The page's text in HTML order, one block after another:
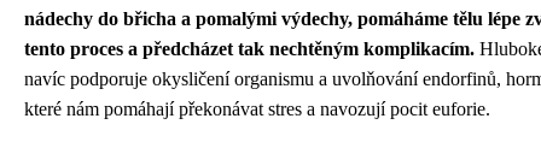
nádechy do břicha a pomalými výdechy, pomáháme tělu lépe
tento proces a předcházet tak nechtěným komplikacím.
navíc podporuje okysličení organismu a uvolňování endorfinů,
které nám pomáhají překonávat stres a navozují pocit euforie.